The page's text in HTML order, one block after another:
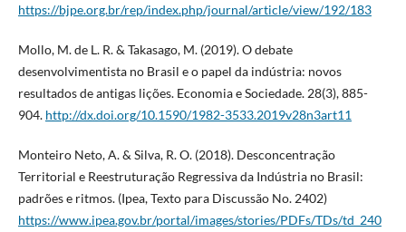
https://bjpe.org.br/rep/index.php/journal/article/view/192/183
Mollo, M. de L. R. & Takasago, M. (2019). O debate
desenvolvimentista no Brasil e o papel da indústria: novos
resultados de antigas lições. Economia e Sociedade. 28(3), 885-
904. http://dx.doi.org/10.1590/1982-3533.2019v28n3art11
Monteiro Neto, A. & Silva, R. O. (2018). Desconcentração
Territorial e Reestruturação Regressiva da Indústria no Brasil:
padrões e ritmos. (Ipea, Texto para Discussão No. 2402)
https://www.ipea.gov.br/portal/images/stories/PDFs/TDs/td_240